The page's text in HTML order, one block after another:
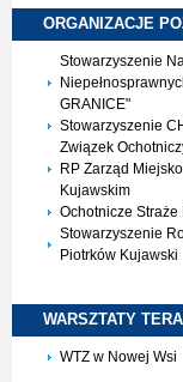
ORGANIZACJE
Stowarzyszenie
GRANICE"
Stowarzyszenie
Związek
RP Zarząd
Kujawskim
Ochotnicze Straże
Stowarzyszenie
Piotrków Kujawski
WARSZTATY
WTZ w Nowej Wsi